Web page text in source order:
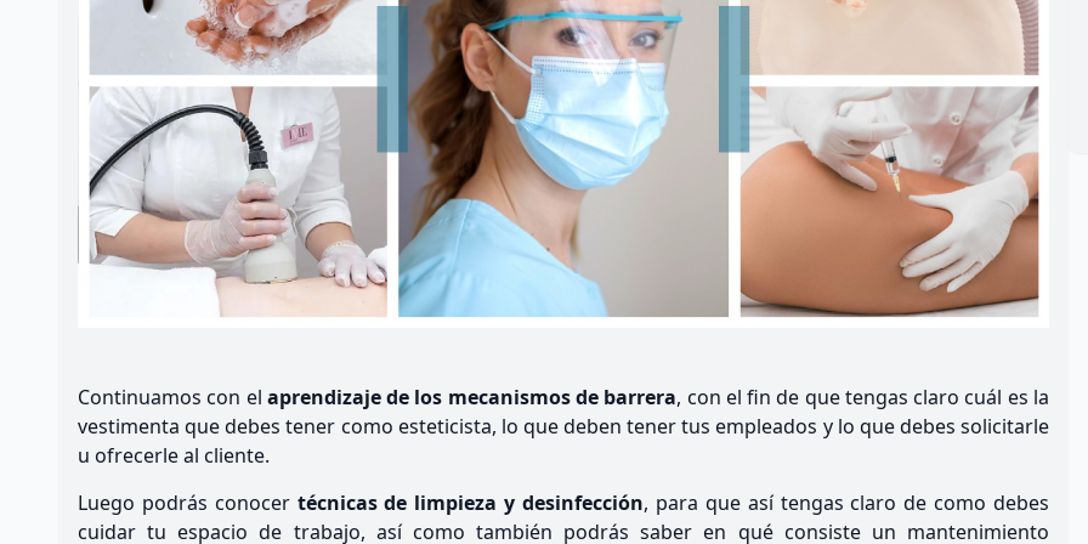
Continuamos con el aprendizaje de los mecanismos de barrera, con el fin de que tengas claro cuál es la
vestimenta que debes tener como esteticista, lo que deben tener tus empleados y lo que debes solicitarle
u ofrecerle al cliente.
Luego podrás conocertécnicas de limpieza y desinfección, para que así tengas claro de como debes
cuidar tu espacio de trabajo, así como también podrás saber en qué consiste un mantenimiento